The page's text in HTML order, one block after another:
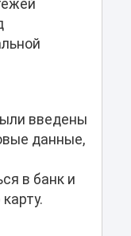
введены
данные,
в банк и